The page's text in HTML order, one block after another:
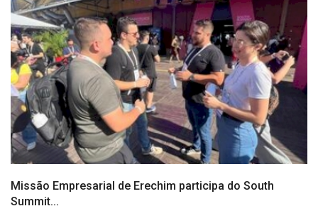
Missão Empresarial de Erechim participa do South
Summit...